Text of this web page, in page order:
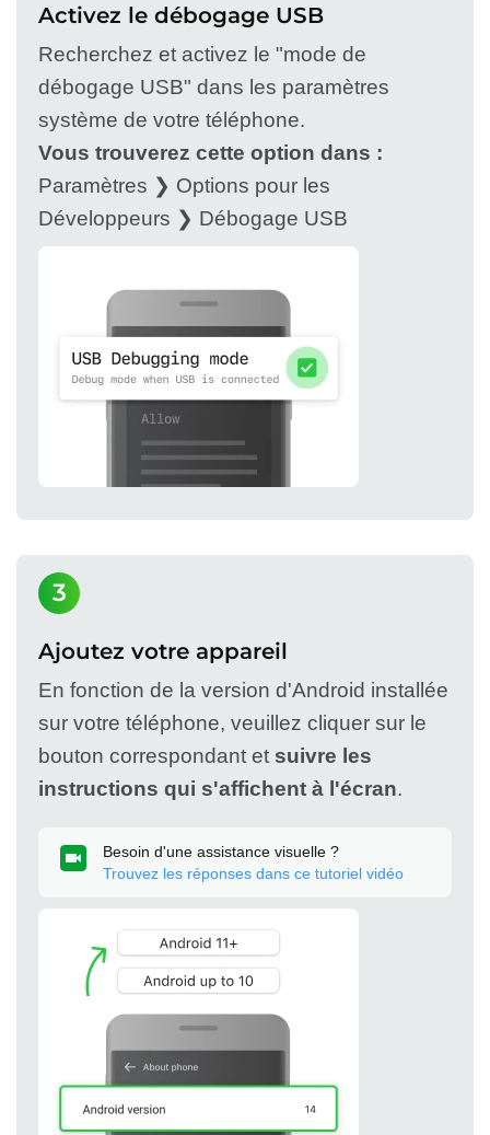
Activez le débogage USB
Recherchez et activez le "mode de
débogage USB" dans les paramètres
système de votre téléphone.
Vous trouverez cette option dans :
Paramètres ❯ Options pour les
Développeurs ❯ Débogage USB
3
Ajoutez votre appareil
En fonction de la version d'Android installée
sur votre téléphone, veuillez cliquer sur le
bouton correspondant et suivre les
instructions qui s'affichent à l'écran.
Besoin d'une assistance visuelle ?
Trouvez les réponses dans ce tutoriel vidéo